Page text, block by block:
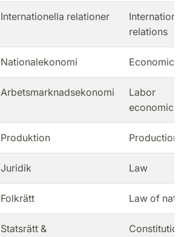
Internationella relationer
International
relations
Nationalekonomi Economics
Arbetsmarknadsekonomi
Labor
economics
Produktion Production
Juridik Law
Folkrätt Law of
Statsrätt &